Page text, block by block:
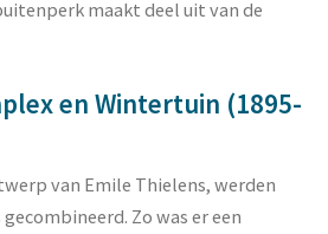
maakt deel uit van de
en Wintertuin (1895-
van Emile Thielens, werden
Zo was er een